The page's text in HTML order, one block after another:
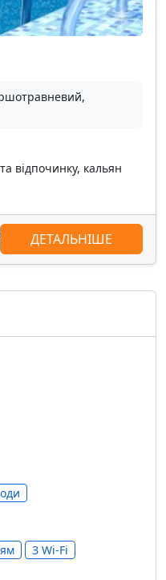
відпочинку, кальян
ДЕТАЛЬНІШЕ
З Wi-Fi